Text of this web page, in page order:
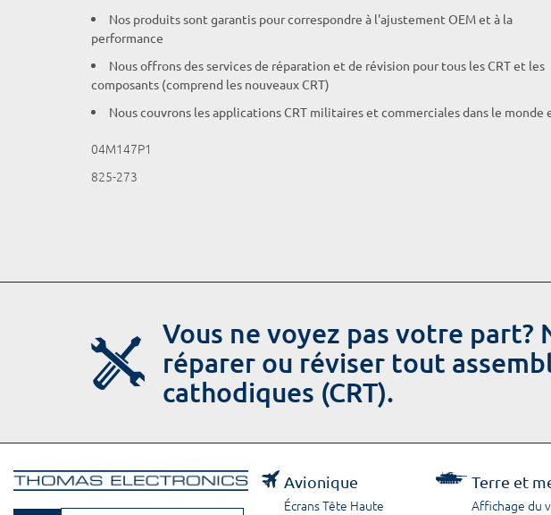
Nos produits sont garantis pour correspondre à l'ajustement OEM et à la
performance
Nous offrons des services de réparation et de révision pour tous les CRT et les
composants (comprend les nouveaux CRT)
Nous couvrons les applications CRT militaires et commerciales dans le monde
04M147P1
825-273
Vous ne voyez pas votre part?
réparer ou réviser tout
cathodiques (CRT).
Avionique
Écrans Tête Haute
Terre et
Affichage du